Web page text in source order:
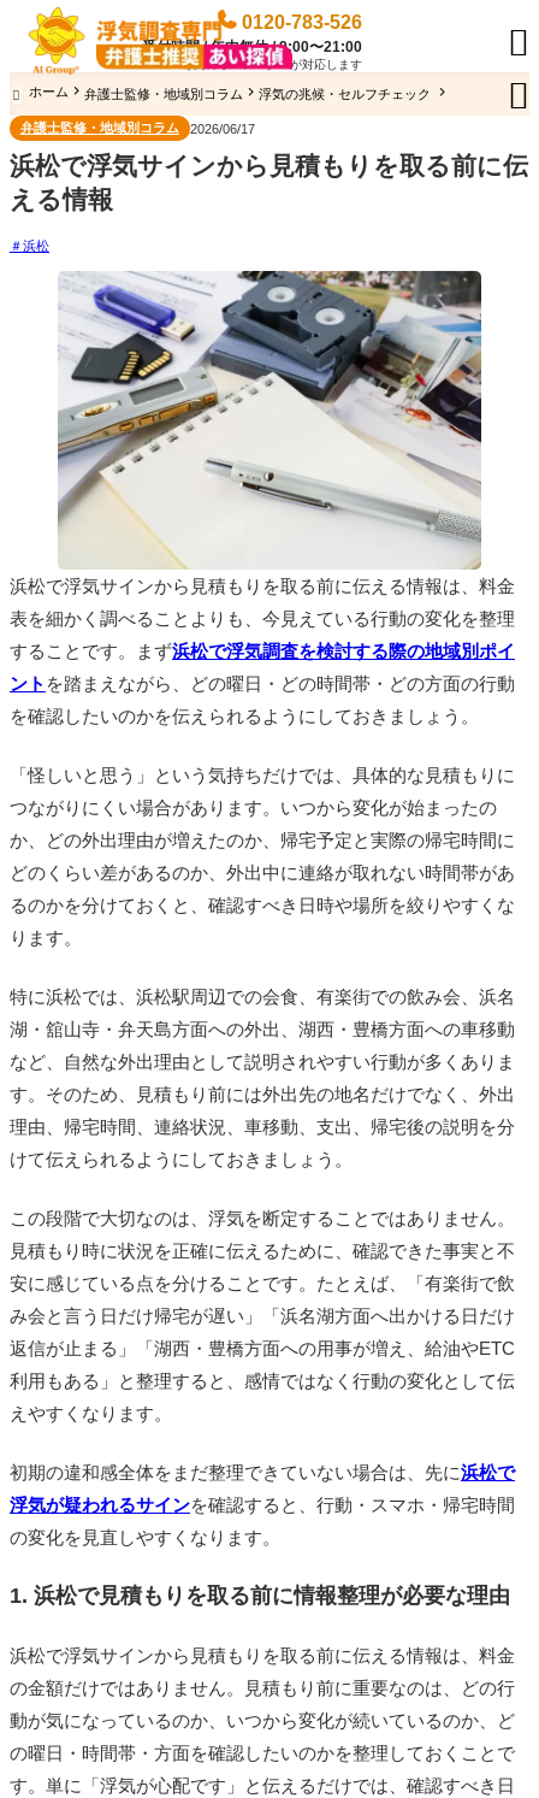
0120-783-526
受付時間 / 年中無休 / 9:00〜21:00
専門のオペレーターが対応します


 ホーム 弁護士監修・地域別コラム 浮気の兆候・セルフチェック
弁護士監修・地域別コラム 2026/06/17
浜松で浮気サインから見積もりを取る前に伝
える情報
浜松
浜松で浮気サインから見積もりを取る前に伝える情報は、料金
表を細かく調べることよりも、今見えている行動の変化を整理
することです。まず浜松で浮気調査を検討する際の地域別ポイ
ント を踏まえながら、どの曜日・どの時間帯・どの方面の行動
を確認したいのかを伝えられるようにしておきましょう。
「怪しいと思う」という気持ちだけでは、具体的な見積もりに
つながりにくい場合があります。いつから変化が始まったの
か、どの外出理由が増えたのか、帰宅予定と実際の帰宅時間に
どのくらい差があるのか、外出中に連絡が取れない時間帯があ
るのかを分けておくと、確認すべき日時や場所を絞りやすくな
ります。
特に浜松では、浜松駅周辺での会食、有楽街での飲み会、浜名
湖・舘山寺・弁天島方面への外出、湖西・豊橋方面への車移動
など、自然な外出理由として説明されやすい行動が多くありま
す。そのため、見積もり前には外出先の地名だけでなく、外出
理由、帰宅時間、連絡状況、車移動、支出、帰宅後の説明を分
けて伝えられるようにしておきましょう。
この段階で大切なのは、浮気を断定することではありません。
見積もり時に状況を正確に伝えるために、確認できた事実と不
安に感じている点を分けることです。たとえば、「有楽街で飲
み会と言う日だけ帰宅が遅い」「浜名湖方面へ出かける日だけ
返信が止まる」「湖西・豊橋方面への用事が増え、給油やETC
利用もある」と整理すると、感情ではなく行動の変化として伝
えやすくなります。
初期の違和感全体をまだ整理できていない場合は、先に浜松で
浮気が疑われるサインを確認すると、行動・スマホ・帰宅時間
の変化を見直しやすくなります。
1. 浜松で見積もりを取る前に情報整理が必要な理由
浜松で浮気サインから見積もりを取る前に伝える情報は、料金
の金額だけではありません。見積もり前に重要なのは、どの行
動が気になっているのか、いつから変化が続いているのか、ど
の曜日・時間帯・方面を確認したいのかを整理しておくことで
す。単に「浮気が心配です」と伝えるだけでは、確認すべき日